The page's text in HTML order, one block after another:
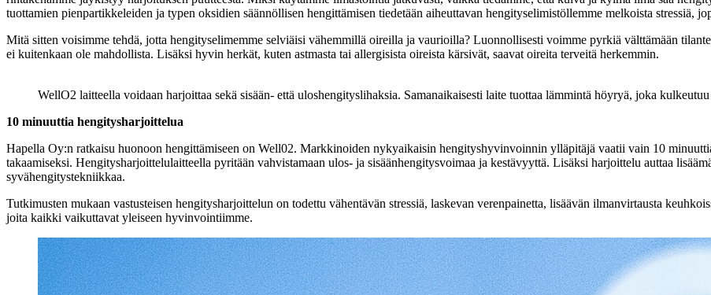
tuottamien pienpartikkeleiden ja typen oksidien säännöllisen hengittämisen tiedetään aiheuttavan hengityselimistöllemme melkoista stressiä,
Mitä sitten voisimme tehdä, jotta hengityselimemme selviäisi vähemmillä oireilla ja vaurioilla? Luonnollisesti voimme pyrkiä välttämään
ei kuitenkaan ole mahdollista. Lisäksi hyvin herkät, kuten astmasta tai allergisista oireista kärsivät, saavat oireita terveitä herkemmin.
WellO2 laitteella voidaan harjoittaa sekä sisään- että uloshengityslihaksia. Samanaikaisesti laite tuottaa lämmintä höyryä, joka
10 minuuttia hengitysharjoittelua
Hapella Oy:n ratkaisu huonoon hengittämiseen on Well02. Markkinoiden nykyaikaisin hengityshyvinvoinnin ylläpitäjä vaatii vain 10
takaamiseksi. Hengitysharjoittelulaitteella pyritään vahvistamaan ulos- ja sisäänhengitysvoimaa ja kestävyyttä. Lisäksi harjoittelu auttaa
syvähengitystekniikkaa.
Tutkimusten mukaan vastusteisen hengitysharjoittelun on todettu vähentävän stressiä, laskevan verenpainetta, lisäävän ilmanvirtausta
joita kaikki vaikuttavat yleiseen hyvinvointiimme.